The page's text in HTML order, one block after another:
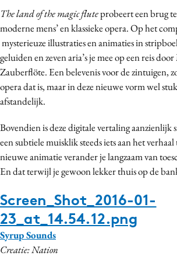
Martech
Media
Merkstrategie
PR
Programmatic
Purpose Marketing
Reputatie & crisis
The land of the magic fluteprobeert een brug te
moderne mens’ en klassieke opera. Op het
mysterieuze illustraties en animaties in
geluiden en zeven aria’s je mee op een reis
Zauberflöte. Een belevenis voor de zintuigen,
opera dat is, maar in deze nieuwe vorm wel
afstandelijk.
Bovendien is deze digitale vertaling aanzienlijk
een subtiele muisklik steeds iets aan het
nieuwe animatie verander je langzaam van
En dat terwijl je gewoon lekker thuis op de
Screen_Shot_2016-01-
23_at_14.54.12.png
Syrup Sounds
Creatie: Nation